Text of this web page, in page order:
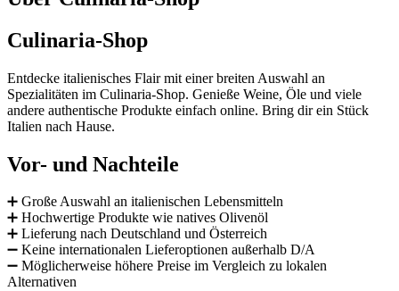
Culinaria-Shop
Entdecke italienisches Flair mit einer breiten Auswahl an
Spezialitäten im Culinaria-Shop. Genieße Weine, Öle und viele
andere authentische Produkte einfach online. Bring dir ein Stück
Italien nach Hause.
Vor- und Nachteile
➕ Große Auswahl an italienischen Lebensmitteln
➕ Hochwertige Produkte wie natives Olivenöl
➕ Lieferung nach Deutschland und Österreich
➖ Keine internationalen Lieferoptionen außerhalb D/A
➖ Möglicherweise höhere Preise im Vergleich zu lokalen
Alternativen